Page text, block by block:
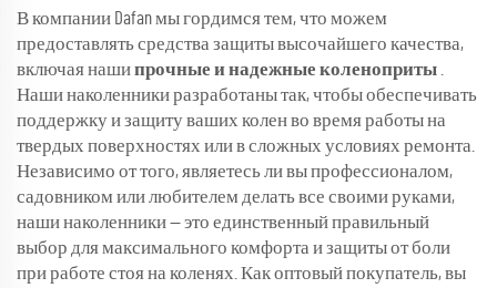
В компании Dafan мы гордимся тем, что можем
предоставлять средства защиты высочайшего качества,
включая нашипрочные и надежные коленоприты
Наши наколенники разработаны так, чтобы обеспечивать
поддержку и защиту ваших колен во время работы на
твердых поверхностях или в сложных условиях ремонта.
Независимо от того, являетесь ли вы профессионалом,
садовником или любителем делать все своими руками,
наши наколенники — это единственный правильный
выбор для максимального комфорта и защиты от боли
при работе стоя на коленях. Как оптовый покупатель, вы